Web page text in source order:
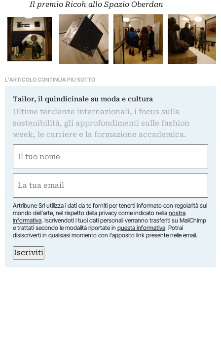
Il premio Ricoh allo Spazio Oberdan
L'ARTICOLO CONTINUA PIÙ SOTTO
Tailor, il quindicinale su moda e cultura
Ultime tendenze internazionali, i focus sulla
sostenibilità, gli approfondimenti sulle fashion
week, le carriere e la formazione accademica.
(Obbligatorio)
(Obbligatorio)
Artribune Srl utilizza i dati da te forniti per tenerti informato con regolarità sul
mondo dell'arte, nel rispetto della privacy come indicato nella nostra
informativa. Iscrivendoti i tuoi dati personali verranno trasferiti su MailChimp
e trattati secondo le modalità riportate in questa informativa. Potrai
disiscriverti in qualsiasi momento con l'apposito link presente nelle email.
Iscriviti